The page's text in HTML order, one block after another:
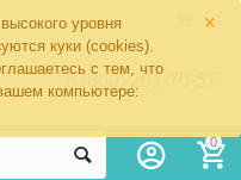
×
уровня
куки (cookies).
с тем, что
компьютере:
8 (800) 201-70-57
0